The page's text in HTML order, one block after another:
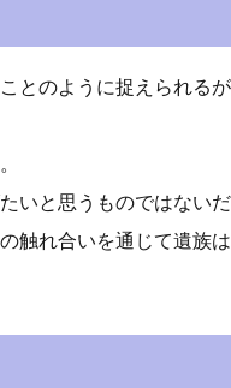
とのように捉えられる
いと思うものではないだ
触れ合いを通じて遺族